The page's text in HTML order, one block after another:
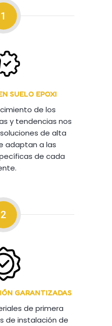
1
SUELO EPOXI
de los
y tendencias nos
de alta
adaptan a las
de cada
2
GARANTIZADAS
de primera
de instalación de